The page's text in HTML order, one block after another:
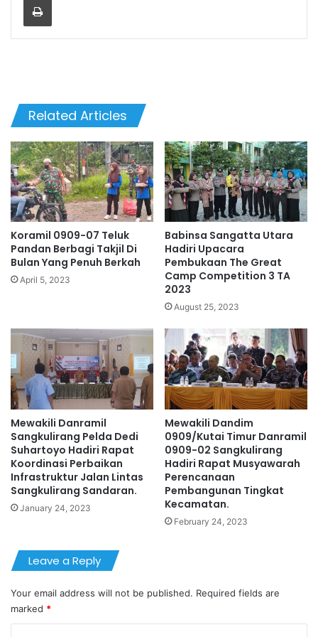
Related Articles
Koramil 0909-07 Teluk
Pandan Berbagi Takjil Di
Bulan Yang Penuh Berkah
April 5, 2023
Babinsa Sangatta Utara
Hadiri Upacara
Pembukaan The Great
Camp Competition 3 TA
2023
August 25, 2023
Mewakili Danramil
Sangkulirang Pelda Dedi
Suhartoyo Hadiri Rapat
Koordinasi Perbaikan
Infrastruktur Jalan Lintas
Sangkulirang Sandaran.
January 24, 2023
Mewakili Dandim
0909/Kutai Timur Danramil
0909-02 Sangkulirang
Hadiri Rapat Musyawarah
Perencanaan
Pembangunan Tingkat
Kecamatan.
February 24, 2023
Leave a Reply
Your email address will not be published. Required fields are
marked *